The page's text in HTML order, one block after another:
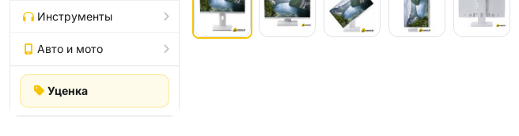
Инструменты
Авто и мото
Уценка